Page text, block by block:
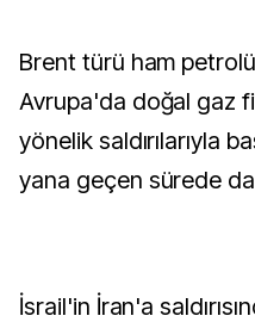
Brent türü ham petrolün varil fiyatı ile
Avrupa'da doğal gaz
yönelik saldırılarıyla
yana geçen sürede
İsrail'in İran'a